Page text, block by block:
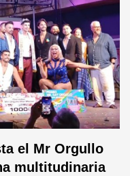
el Mr Orgullo
multitudinaria